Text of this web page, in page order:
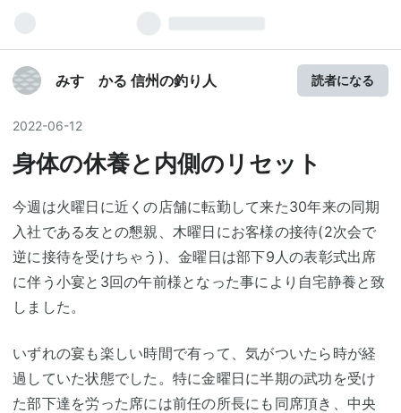
みすゞかる 信州の釣り人 読者になる
2022-06-12
身体の休養と内側のリセット
今週は火曜日に近くの店舗に転勤して来た30年来の同期
入社である友との懇親、木曜日にお客様の接待(2次会で
逆に接待を受けちゃう)、金曜日は部下9人の表彰式出席
に伴う小宴と3回の午前様となった事により自宅静養と致
しました。
いずれの宴も楽しい時間で有って、気がついたら時が経
過していた状態でした。特に金曜日に半期の武功を受け
た部下達を労った席には前任の所長にも同席頂き、中央